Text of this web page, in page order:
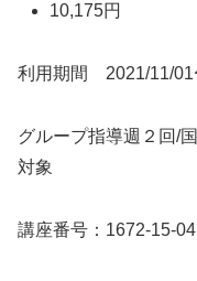
10,175円
利用期間 2021/11/01
グループ指導週２回
対象
講座番号：1672-15-04